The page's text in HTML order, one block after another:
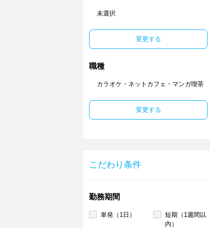
未選択
変更する
職種
カラオケ・ネットカフェ・マンガ喫茶
変更する
こだわり条件
勤務期間
単発（1日）
短期（1週間以
内）